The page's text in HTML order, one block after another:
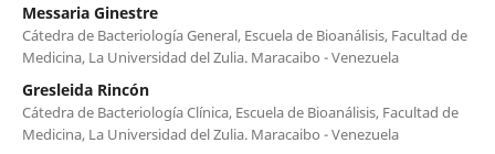
Messaria Ginestre
Cátedra de Bacteriología General, Escuela de Bioanálisis, Facultad de
Medicina, La Universidad del Zulia. Maracaibo - Venezuela
Gresleida Rincón
Cátedra de Bacteriología Clínica, Escuela de Bioanálisis, Facultad de
Medicina, La Universidad del Zulia. Maracaibo - Venezuela